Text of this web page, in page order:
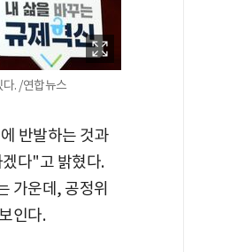
. /연합뉴스
반발하는 것과
다"고 밝혔다.
가운데, 공정위
인다.